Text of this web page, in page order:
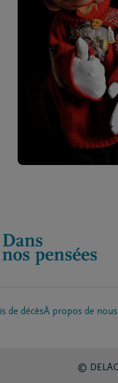
de décèsÀ propos de nous
© DELA